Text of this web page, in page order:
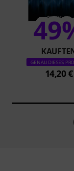
GENAU DIESES
14,20 €